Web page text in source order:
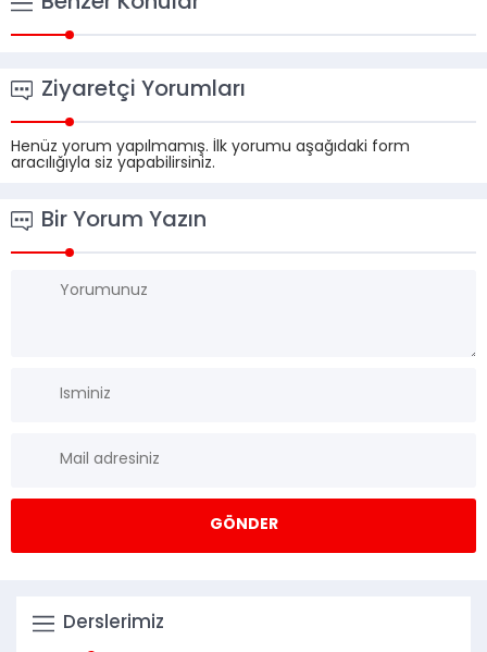
Ziyaretçi Yorumları
Henüz yorum yapılmamış. İlk yorumu aşağıdaki form
aracılığıyla siz yapabilirsiniz.
Bir Yorum Yazın
Derslerimiz